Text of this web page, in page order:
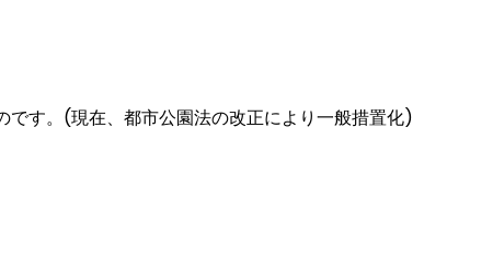
す。(現在、都市公園法の改正により一般措置化)